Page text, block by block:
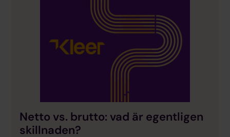
Netto vs. brutto: vad är egentligen
skillnaden?